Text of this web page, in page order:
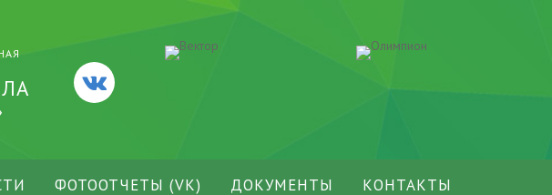
ФОТООТЧЕТЫ (VK) ДОКУМЕНТЫ КОНТАКТЫ